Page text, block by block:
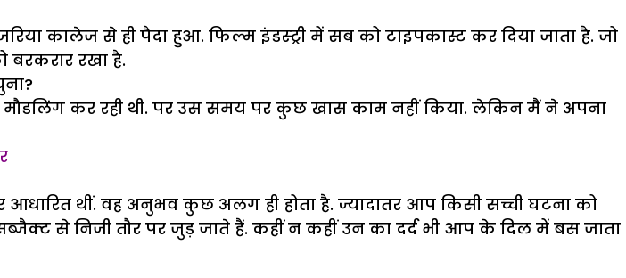
कालेज से ही पैदा हुआ. फिल्म इंडस्ट्री में सब को टाइपकास्ट कर दिया जाता है. जो
रखा है.
कर रही थी. पर उस समय पर कुछ खास काम नहीं किया. लेकिन मैं ने अपना
आधारित थीं. वह अनुभव कुछ अलग ही होता है. ज्यादातर आप किसी सच्ची घटना को
से निजी तौर पर जुड़ जाते हैं. कहीं न कहीं उन का दर्द भी आप के दिल में बस जाता